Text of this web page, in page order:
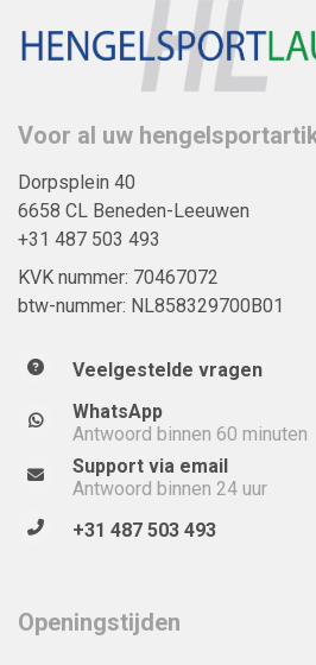
Voor al uw
Dorpsplein 40
6658 CL Beneden-Leeuwen
+31 487 503 493
KVK nummer: 70467072
btw-nummer: NL858329700B01
Veelgestelde vragen
WhatsApp
Antwoord binnen 60 minuten
Support via email
Antwoord binnen 24 uur
+31 487 503 493
Openingstijden